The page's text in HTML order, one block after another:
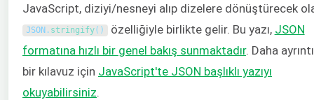
JavaScript, diziyi/nesneyi alıp dizelere dönüştürecek
JSON . stringify( ) özelliğiyle birlikte gelir. Bu yazı, JSON
formatına hızlı bir genel bakış sunmaktadır. Daha
bir kılavuz için JavaScript'te JSON başlıklı yazıyı
okuyabilirsiniz